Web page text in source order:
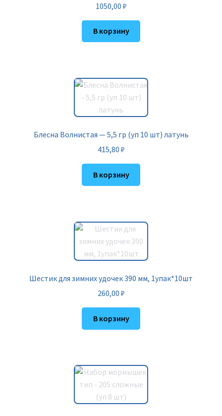
1050,00 ₽
В корзину
Блесна Волнистая — 5,5 гр (уп 10 шт) латунь
415,80 ₽
В корзину
Шестик для зимних удочек 390 мм, 1упак*10шт
260,00 ₽
В корзину